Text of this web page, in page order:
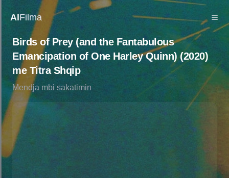
Al Filma
Birds of Prey (and the Fantabulous
Emancipation of One Harley Quinn) (2020)
me Titra Shqip
Mendja mbi sakatimin